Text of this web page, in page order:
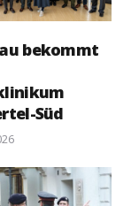
bekommt
Süd